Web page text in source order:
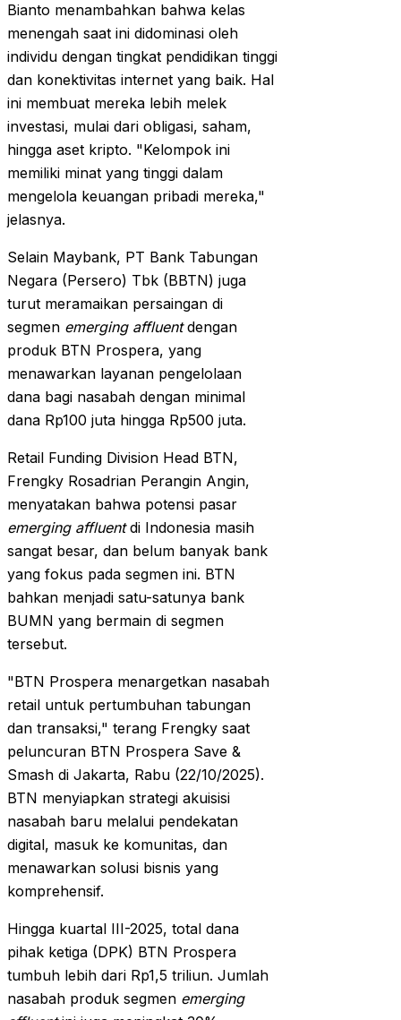
Bianto menambahkan bahwa kelas
menengah saat ini didominasi oleh
individu dengan tingkat pendidikan tinggi
dan konektivitas internet yang baik. Hal
ini membuat mereka lebih melek
investasi, mulai dari obligasi, saham,
hingga aset kripto. "Kelompok ini
memiliki minat yang tinggi dalam
mengelola keuangan pribadi mereka,"
jelasnya.
Selain Maybank, PT Bank Tabungan
Negara (Persero) Tbk (BBTN) juga
turut meramaikan persaingan di
segmen emerging affluentdengan
produk BTN Prospera, yang
menawarkan layanan pengelolaan
dana bagi nasabah dengan minimal
dana Rp100 juta hingga Rp500 juta.
Retail Funding Division Head BTN,
Frengky Rosadrian Perangin Angin,
menyatakan bahwa potensi pasar
emerging affluentdi Indonesia masih
sangat besar, dan belum banyak bank
yang fokus pada segmen ini. BTN
bahkan menjadi satu-satunya bank
BUMN yang bermain di segmen
tersebut.
"BTN Prospera menargetkan nasabah
retail untuk pertumbuhan tabungan
dan transaksi," terang Frengky saat
peluncuran BTN Prospera Save &
Smash di Jakarta, Rabu (22/10/2025).
BTN menyiapkan strategi akuisisi
nasabah baru melalui pendekatan
digital, masuk ke komunitas, dan
menawarkan solusi bisnis yang
komprehensif.
Hingga kuartal III-2025, total dana
pihak ketiga (DPK) BTN Prospera
tumbuh lebih dari Rp1,5 triliun. Jumlah
nasabah produk segmen emerging